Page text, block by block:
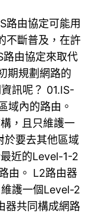
路由協定可能用
不斷普及，在許
由協定來取代
期規劃網路的
訊呢？ 01.IS-
域內的路由。
，且只維護一
於要去其他區域
近的Level-1-2
由。 L2路由器
護一個Level-2
器共同構成網路